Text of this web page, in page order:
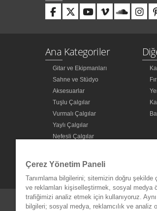
Ana Kategoriler
Gitar ve Ekipmanları
Sahne ve Stüdyo
Aksesuarlar
Tuşlu Çalgılar
Vurmalı Çalgılar
Yaylı Çalgılar
Nefesli Çalgılar
Çerez Yönetim Paneli
Tanımlama bilgilerini; sitemizin doğru şekilde
ve reklamları kişiselleştirmek, sosyal medya
trafiğimizi analiz etmek için kullanıyoruz.
bilgileri; sosyal medya, reklamcılık ve analiz